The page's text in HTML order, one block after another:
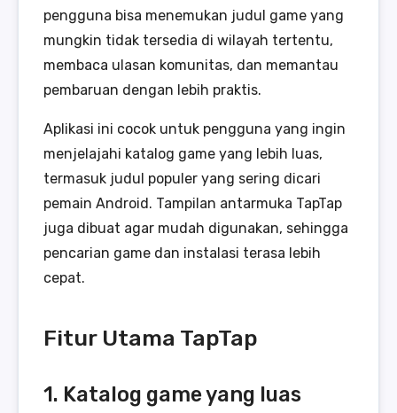
pengguna bisa menemukan judul game yang
mungkin tidak tersedia di wilayah tertentu,
membaca ulasan komunitas, dan memantau
pembaruan dengan lebih praktis.
Aplikasi ini cocok untuk pengguna yang ingin
menjelajahi katalog game yang lebih luas,
termasuk judul populer yang sering dicari
pemain Android. Tampilan antarmuka TapTap
juga dibuat agar mudah digunakan, sehingga
pencarian game dan instalasi terasa lebih
cepat.
Fitur Utama TapTap
1. Katalog game yang luas